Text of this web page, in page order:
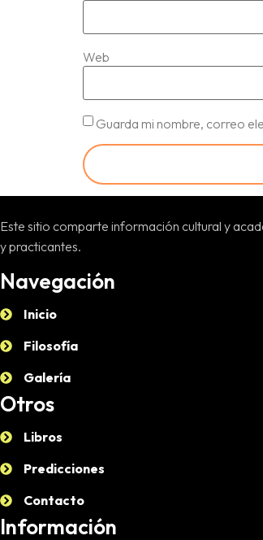
Web
Guarda mi nombre, correo
Este sitio comparte información cultural y
y practicantes.
Navegación
Inicio
Filosofía
Galería
Otros
Libros
Predicciones
Contacto
Información